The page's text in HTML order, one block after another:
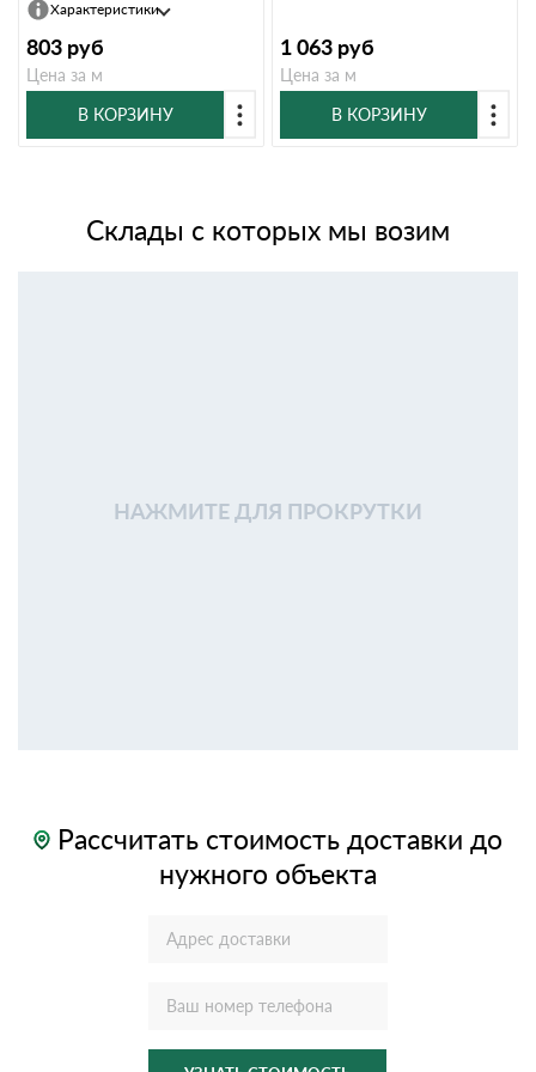
Характеристики
803 руб
Цена за м
В КОРЗИНУ
1 063 руб
Цена за м
В КОРЗИНУ
Склады с которых мы возим
НАЖМИТЕ ДЛЯ ПРОКРУТКИ
Рассчитать стоимость доставки до
нужного объекта